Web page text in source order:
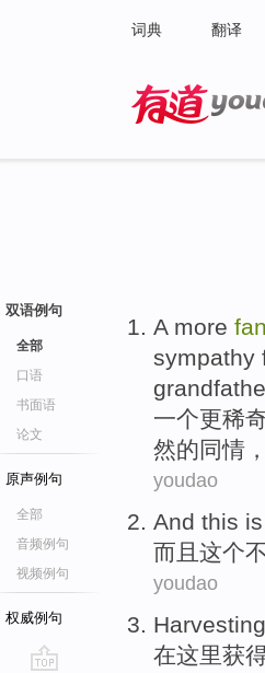
词典 翻译
双语例句
全部
口语
书面语
论文
原声例句
全部
音频例句
视频例句
权威例句
A more
sympathy
一个更稀
然的同情 ，
youdao
And this
而且 这个
youdao
Harvesting
在这里获